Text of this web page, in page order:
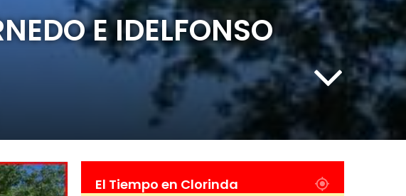
E IDELFONSO
El Tiempo en Clorinda